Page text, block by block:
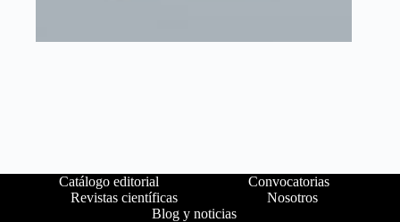
Catálogo editorial
Convocatorias
Revistas científicas
Nosotros
Blog y noticias